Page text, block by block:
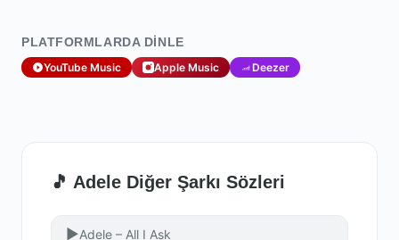
PLATFORMLARDA DINLE
YouTube Music Apple Music Deezer
🎵 Adele Diğer Şarkı Sözleri
▶Adele – All I Ask